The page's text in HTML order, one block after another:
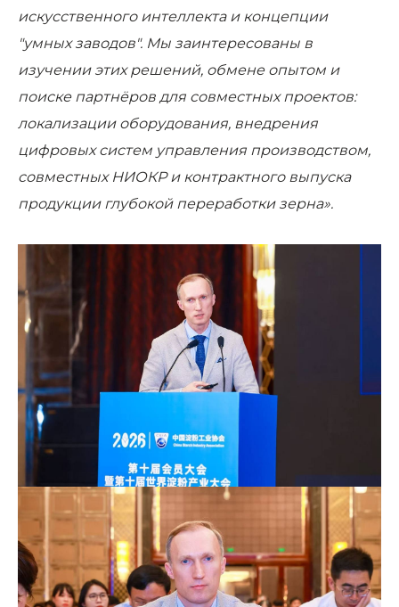
искусственного интеллекта и концепции
"умных заводов". Мы заинтересованы в
изучении этих решений, обмене опытом и
поиске партнёров для совместных проектов:
локализации оборудования, внедрения
цифровых систем управления производством,
совместных НИОКР и контрактного выпуска
продукции глубокой переработки зерна».